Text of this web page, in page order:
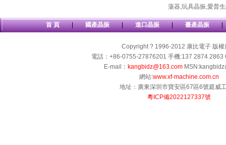
蕩器,玩具晶振,愛普
首 頁 | 國產晶振 | 進口晶振 | 臺產晶振 |
Copyright ? 1996-2012 康比電子 版權
電話：+86-0755-27876201 手機:137 2874 2863
E-mail： kangbidz@163.com
網站:www.xf-machine.com.cn
地址：廣東深圳市寶安區67區6號庭威
粵ICP備2022127337號